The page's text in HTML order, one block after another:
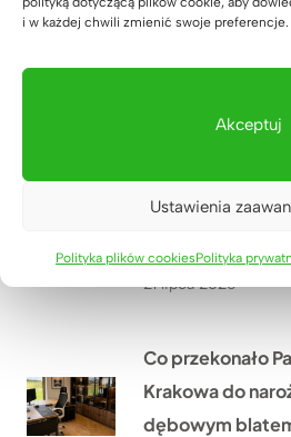
i w każdej chwili zmienić swoje preferencje.
Akceptuj
Ustawienia
Polityka plików cookiesPolityka
Jak
meble na
Jakie meble
w ramach
PGE w
21 lipca 2026
Co przekonało
Krakowa do
dębowym